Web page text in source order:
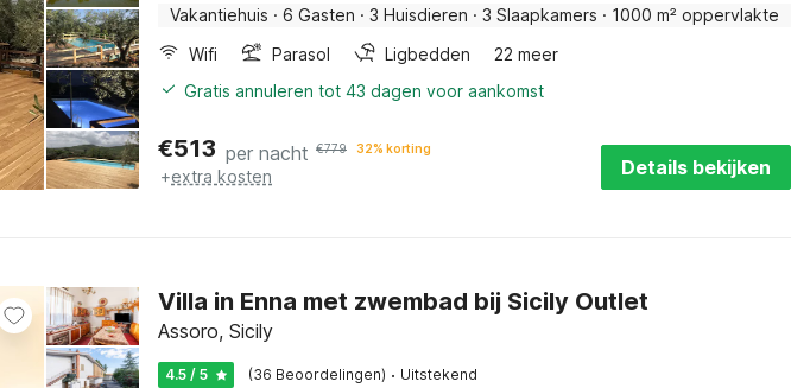
Vakantiehuis · 6 Gasten · 3 Huisdieren · 3 Slaapkamers · 1000 m² oppervlakte
Wifi
Parasol Ligbedden
22 meer
Gratis annuleren tot 43 dagen voor aankomst
€513 per nacht €779 32% korting
+extra kosten Details bekijken
Villa in Enna met zwembad bij Sicily Outlet
Assoro, Sicily
4.5 / 5 (36 Beoordelingen) · Uitstekend